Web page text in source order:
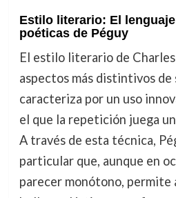
Estilo literario: El
poéticas de Péguy
El estilo literario de
aspectos más distintivos de
caracteriza por un uso
el que la repetición juega
A través de esta técnica,
particular que, aunque en
parecer monótono, permite